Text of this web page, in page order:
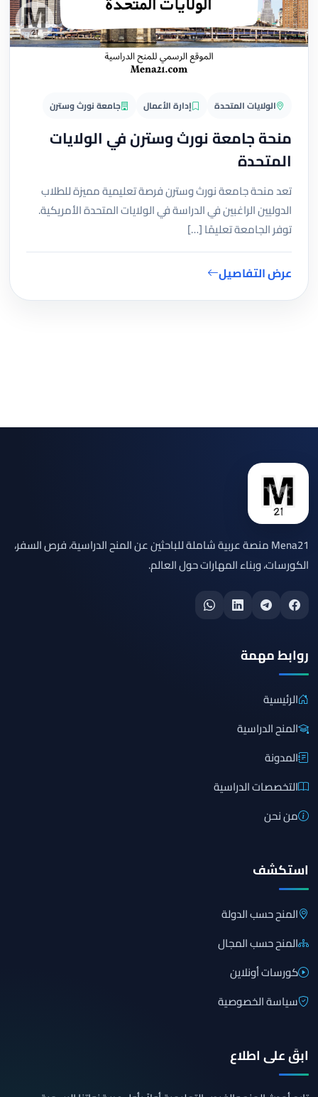
الولايات المتحدة إدارة الأعمال جامعة نورث وسترن
منحة جامعة نورث وسترن في الولايات
المتحدة
تعد منحة جامعة نورث وسترن فرصة تعليمية مميزة للطلاب
الدوليين الراغبين في الدراسة في الولايات المتحدة الأمريكية.
توفر الجامعة تعليمًا […]
عرض التفاصيل
Mena21 منصة عربية شاملة للباحثين عن المنح الدراسية، فرص السفر،
الكورسات، وبناء المهارات حول العالم.
روابط مهمة
الرئيسية
المنح الدراسية
المدونة
التخصصات الدراسية
من نحن
استكشف
المنح حسب الدولة
المنح حسب المجال
كورسات أونلاين
سياسة الخصوصية
ابقَ على اطلاع